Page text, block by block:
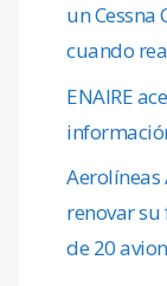
un Cessna
cuando
ENAIRE
Aerolíneas
renovar
de 20